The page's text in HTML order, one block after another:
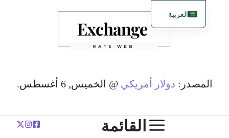
المصدر: دولار أمريكي @ الخميس, 6 أغسطس.
القائمة
العربية
English
简体中文
Deutsch
Polski